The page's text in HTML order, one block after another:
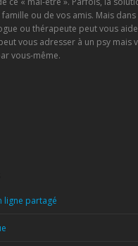
ou de vos amis. Mais
ou thérapeute peut vous
vous adresser à un psy mais
vous-même.
ligne partagé